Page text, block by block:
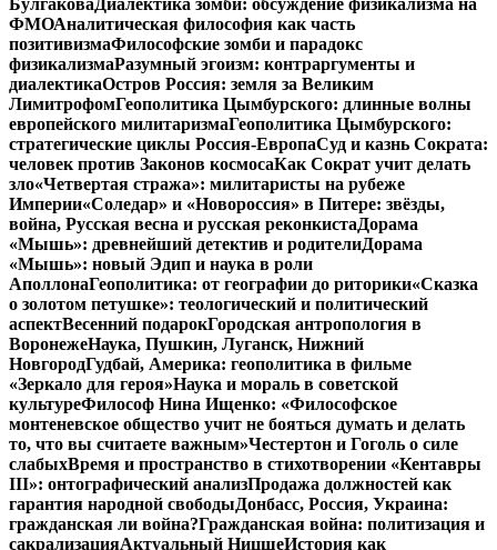
БулгаковаДиалектика зомби: обсуждение физикализма на
ФМОАналитическая философия как часть
позитивизмаФилософские зомби и парадокс
физикализмаРазумный эгоизм: контраргументы и
диалектикаОстров Россия: земля за Великим
ЛимитрофомГеополитика Цымбурского: длинные волны
европейского милитаризмаГеополитика Цымбурского:
стратегические циклы Россия-ЕвропаСуд и казнь Сократа:
человек против Законов космосаКак Сократ учит делать
зло«Четвертая стража»: милитаристы на рубеже
Империи«Соледар» и «Новороссия» в Питере: звёзды,
война, Русская весна и русская реконкистаДорама
«Мышь»: древнейший детектив и родителиДорама
«Мышь»: новый Эдип и наука в роли
АполлонаГеополитика: от географии до риторики«Сказка
о золотом петушке»: теологический и политический
аспектВесенний подарокГородская антропология в
ВоронежеНаука, Пушкин, Луганск, Нижний
НовгородГудбай, Америка: геополитика в фильме
«Зеркало для героя»Наука и мораль в советской
культуреФилософ Нина Ищенко: «Философское
монтеневское общество учит не бояться думать и делать
то, что вы считаете важным»Честертон и Гоголь о силе
слабыхВремя и пространство в стихотворении «Кентавры
III»: онтографический анализПродажа должностей как
гарантия народной свободыДонбасс, Россия, Украина:
гражданская ли война?Гражданская война: политизация и
сакрализацияАктуальный НицшеИстория как